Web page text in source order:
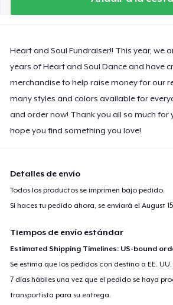
Heart and Soul Fundraiser!! This year, we
years of Heart and Soul Dance and have
merchandise to help raise money for our
many styles and colors available for
and order now! Thank you all so much for
hope you find something you love!
Detalles de envío
Todos los productos se imprimen bajo pedido.
Si haces tu pedido ahora, se enviará elAugust
Tiempos de envío estándar
Estimated Shipping Timelines: US-bound
Se estima que los pedidos con destino a EE.
7 días hábiles una vez que el pedido se haya
transportista para su entrega.
Women's Flowy Tank Top
25,00 US$
Toddler Classic Tee
24,86 US$